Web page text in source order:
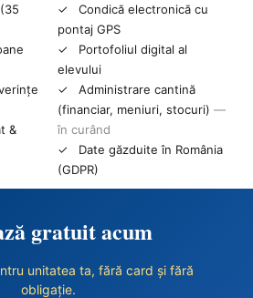
&
✓ Condică electronică cu
pontaj GPS
✓ Portofoliul digital al
elevului
✓ Administrare cantină
(financiar, meniuri, stocuri) —
în curând
✓ Date găzduite în România
(GDPR)
gratuit acum
unitatea ta, fără card și fără
obligație.